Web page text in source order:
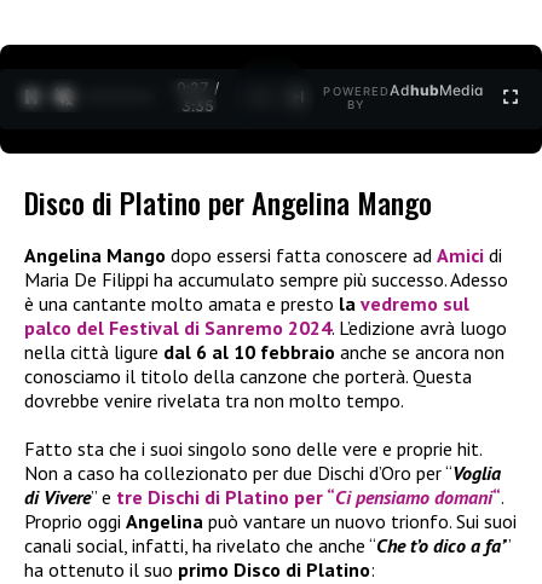
0:28 /
3:35
POWERED
BY
AdhubMedia
Disco di Platino per Angelina Mango
Angelina Mango dopo essersi fatta conoscere ad Amici di
Maria De Filippi ha accumulato sempre più successo. Adesso
è una cantante molto amata e presto la vedremo sul
palco del Festival di Sanremo 2024. L’edizione avrà luogo
nella città ligure dal 6 al 10 febbraio anche se ancora non
conosciamo il titolo della canzone che porterà. Questa
dovrebbe venire rivelata tra non molto tempo.
Fatto sta che i suoi singolo sono delle vere e proprie hit.
Non a caso ha collezionato per due Dischi d’Oro per “Voglia
di Vivere” e tre Dischi di Platino per “Ci pensiamo domani“.
Proprio oggi Angelina può vantare un nuovo trionfo. Sui suoi
canali social, infatti, ha rivelato che anche “Che t’o dico a fa’”
ha ottenuto il suo primo Disco di Platino: